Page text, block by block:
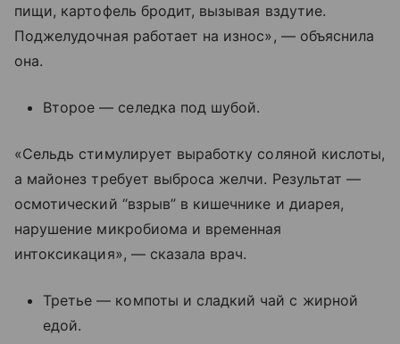
пищи, картофель бродит, вызывая вздутие.
Поджелудочная работает на износ», — объяснила
она.
Второе — селедка под шубой.
«Сельдь стимулирует выработку соляной кислоты,
а майонез требует выброса желчи. Результат —
осмотический “взрыв” в кишечнике и диарея,
нарушение микробиома и временная
интоксикация», — сказала врач.
Третье — компоты и сладкий чай с жирной
едой.